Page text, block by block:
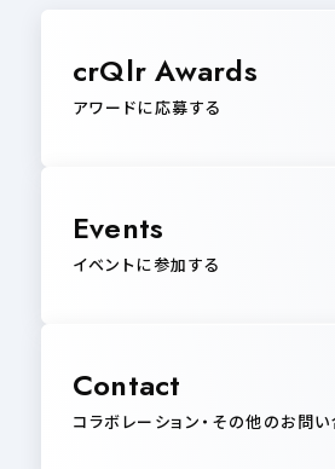
crQlr Awards
アワードに応募する
Events
イベントに参加する
Contact
コラボレーション・その他のお問